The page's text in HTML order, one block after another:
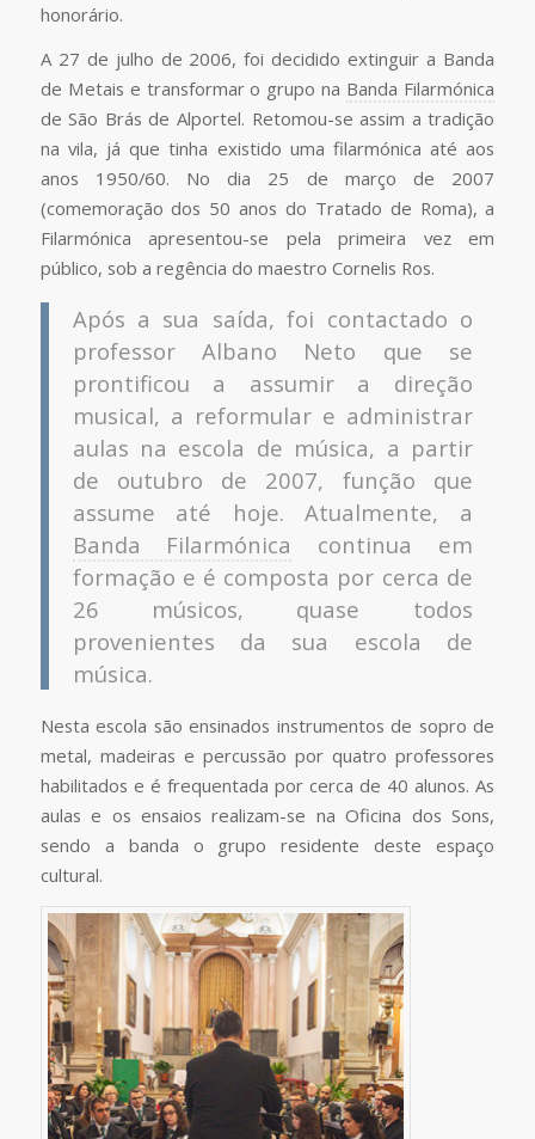
honorário.
A 27 de julho de 2006, foi decidido extinguir a Banda
de Metais e transformar o grupo na Banda Filarmónica
de São Brás de Alportel. Retomou-se assim a tradição
na vila, já que tinha existido uma filarmónica até aos
anos 1950/60. No dia 25 de março de 2007
(comemoração dos 50 anos do Tratado de Roma), a
Filarmónica apresentou-se pela primeira vez em
público, sob a regência do maestro Cornelis Ros.
Após a sua saída, foi contactado o
professor Albano Neto que se
prontificou a assumir a direção
musical, a reformular e administrar
aulas na escola de música, a partir
de outubro de 2007, função que
assume até hoje. Atualmente, a
Banda Filarmónica continua em
formação e é composta por cerca de
26 músicos, quase todos
provenientes da sua escola de
música.
Nesta escola são ensinados instrumentos de sopro de
metal, madeiras e percussão por quatro professores
habilitados e é frequentada por cerca de 40 alunos. As
aulas e os ensaios realizam-se na Oficina dos Sons,
sendo a banda o grupo residente deste espaço
cultural.